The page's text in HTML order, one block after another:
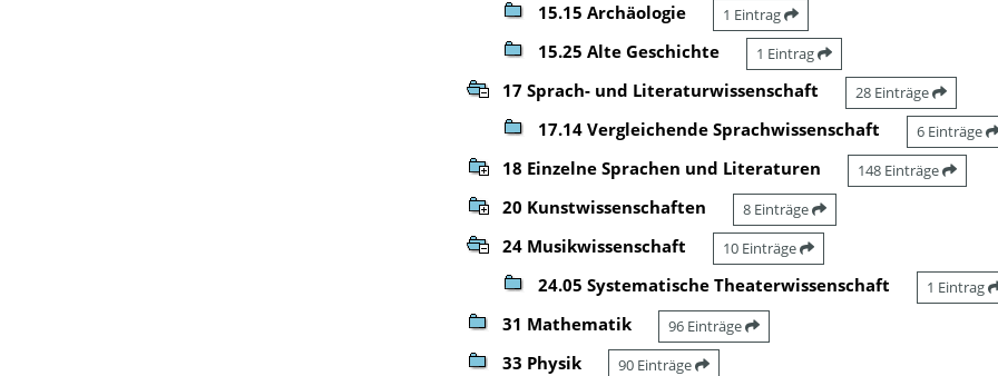
15.15 Archäologie 1 Eintrag
15.25 Alte Geschichte 1 Eintrag
17 Sprach- und Literaturwissenschaft 28 Einträge
17.14 Vergleichende Sprachwissenschaft 6 Einträge
18 Einzelne Sprachen und Literaturen 148 Einträge
20 Kunstwissenschaften 8 Einträge
24 Musikwissenschaft 10 Einträge
24.05 Systematische Theaterwissenschaft 1 Eintrag
31 Mathematik 96 Einträge
33 Physik 90 Einträge